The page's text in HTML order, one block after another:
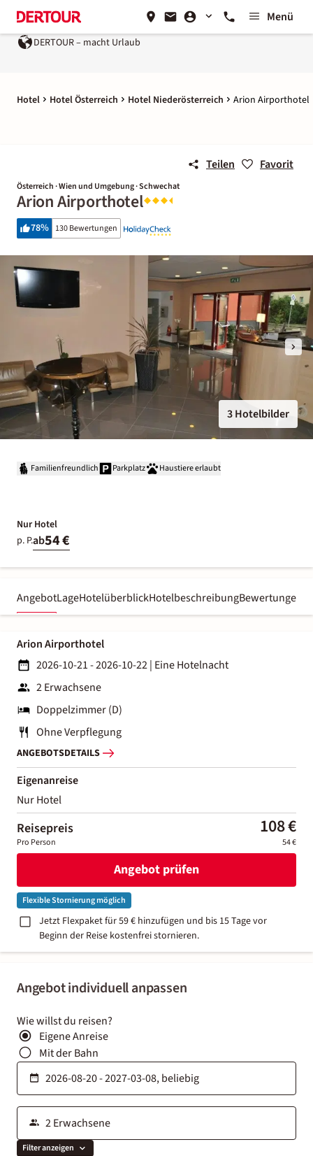
Menü
DERTOUR – macht Urlaub
Hotel Hotel Österreich Hotel Niederösterreich Arion Airporthotel
Teilen Favorit
Österreich · Wien und Umgebung · Schwechat
Arion Airporthotel
78% 130 Bewertungen
3 Hotelbilder
Familienfreundlich Parkplatz Haustiere erlaubt
Nur Hotel
p. P.ab54 €
AngebotLageHotelüberblickHotelbeschreibungBewertungen
Angebot individuell anpassen
Wie willst du reisen?
Eigene Anreise
Mit der Bahn
Filter anzeigen
Arion Airporthotel
2026-10-21 - 2026-10-22| Eine Hotelnacht
2 Erwachsene
Doppelzimmer (D)
Ohne Verpflegung
ANGEBOTSDETAILS
Eigenanreise
Nur Hotel
Reisepreis 108 €
Pro Person 54 €
Angebot prüfen
Flexible Stornierung möglich
Jetzt Flexpaket für 59 € hinzufügen und bis 15 Tage vor
Beginn der Reise kostenfrei stornieren.